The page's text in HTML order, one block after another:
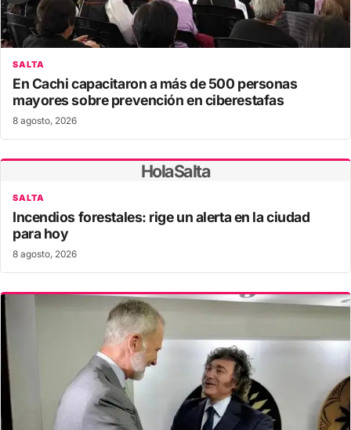
SALTA
En Cachi capacitaron a más de 500 personas
mayores sobre prevención en ciberestafas
8 agosto, 2026
HolaSalta
SALTA
Incendios forestales: rige un alerta en la ciudad
para hoy
8 agosto, 2026